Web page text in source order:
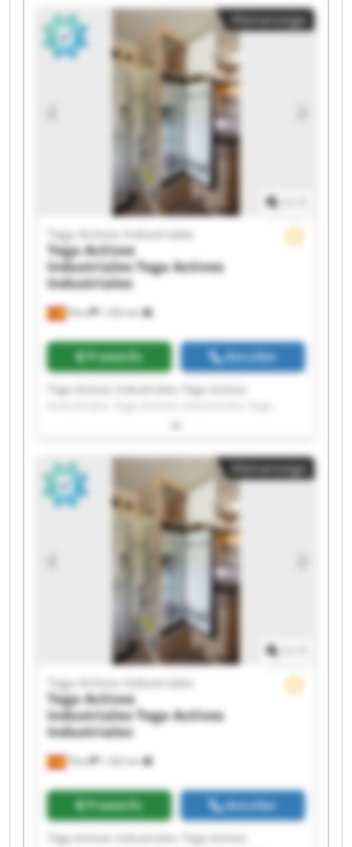
Industriales Tega Activos Industriales Tega
Activos Industriales Tega Activos Industriales
Tega Activos Industriales Tega Activos
Industriales Tega Activos Industriales Tega
Activos Industriales Tega Activos Industriales
Tega Activos Industriales Tega Activos
Industriales Tega Activos Industriales Tega
Activos Industriales Tega Activos Industriales
Kleinanzeige
Piera 1.262 km
Tega Activos Industriales
Tega Activos
Industriales Tega Activos
Industriales
Preisinfo Anrufen
Tega Activos Industriales Tega Activos
Activos Industriales Tega Activos Industriales
Industriales Tega Activos Industriales Tega
Activos Industriales Tega Activos Industriales
Tega Activos Industriales Tega Activos
Industriales Tega Activos Industriales Tega
Activos Industriales Tega Activos Industriales
Tega Activos Industriales Tega Activos
Industriales Tega Activos Industriales Tega
Activos Industriales Tega Activos Industriales
Kleinanzeige
Piera 1.262 km
Tega Activos Industriales
Tega Activos
Industriales Tega Activos
Industriales
Preisinfo Anrufen
Tega Activos Industriales Tega Activos